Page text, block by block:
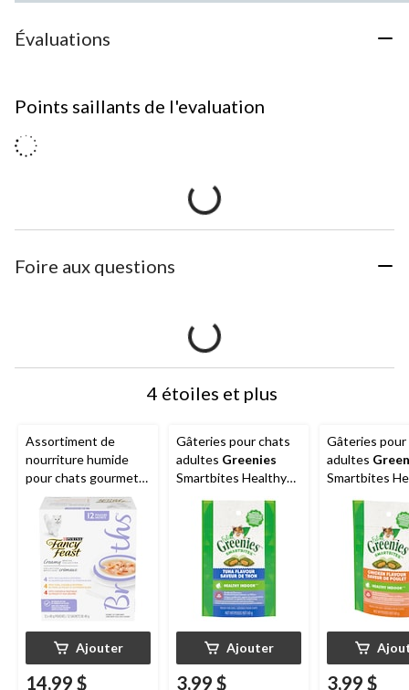
Évaluations
Points saillants de l'evaluation
Foire aux questions
4 étoiles et plus
Assortiment de
nourriture humide
pour chats gourmet
Fancy Feast
bouillons crémeux, 40
g, paq. 12
Ajouter
14,99 $
Gâteries pour chats
adultes Greenies
Smartbites Healthy
Indoor à saveur de
thon, 60 g
Ajouter
3,99 $
Gâteries
adultes
Smartbites
Indoor à
poulet, 60 g
3,99 $